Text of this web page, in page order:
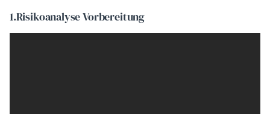
1.Risikoanalyse Vorbereitung